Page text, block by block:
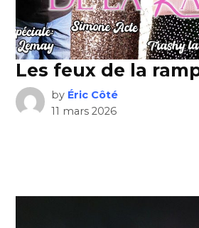
Les feux de la
by Éric Côté
11 mars 2026